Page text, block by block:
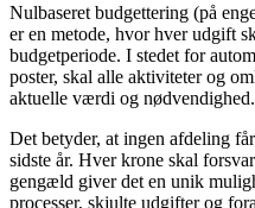
Nulbaseret budgettering (på
er en metode, hvor hver udgift
budgetperiode. I stedet for
poster, skal alle aktiviteter og
aktuelle værdi og nødvendighed.
Det betyder, at ingen afdeling
sidste år. Hver krone skal
gengæld giver det en unik
processer, skjulte udgifter og